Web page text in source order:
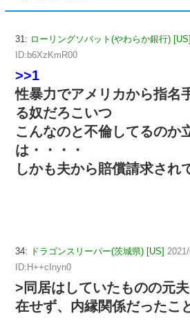
31: ローリングソバット(やわらか銀行) [US]
ID:b6XzKmR00
>>1
性暴力でアメリカから指名
る奴だろこいつ
こんなのと不倫してるのか
は・・・・
しかも夫から賠償請求され
34: ドラゴンスリーパー(茨城県) [US]
ID:H++cInyn0
>同居はしていたものの元
在せず、内縁関係だったこ